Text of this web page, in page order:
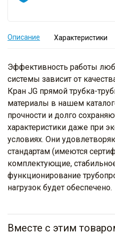
Описание Характеристики
Эффективность работы
системы зависит от
Кран JG прямой трубка-
материалы в нашем
прочности и долго
характеристики даже при
условиях. Они
стандартам (имеются
комплектующие,
функционирование
нагрузок будет обеспечено.
Вместе с этим